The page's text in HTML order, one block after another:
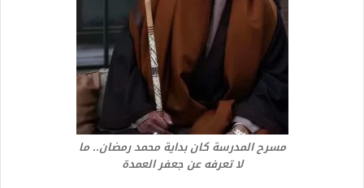
مسرح المدرسة كان بداية محمد رمضان.. ما
لا تعرفه عن جعفر العمدة